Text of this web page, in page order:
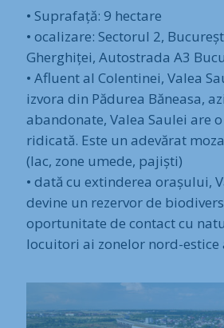
• Suprafață: 9 hectare
• ocalizare: Sectorul 2,
Gherghiței, Autostrada A3
• Afluent al Colentinei, Valea
izvora din Pădurea Băneasa,
abandonate, Valea Saulei are
ridicată. Este un adevărat
(lac, zone umede, pajiști)
• dată cu extinderea orașului,
devine un rezervor de
oportunitate de contact cu
locuitori ai zonelor nord-estice